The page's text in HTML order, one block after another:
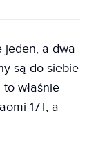
jeden, a dwa
są do siebie
właśnie
17T, a